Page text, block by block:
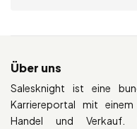
Über uns
Salesknight ist eine
Karriereportal mit
Handel und Verkauf.